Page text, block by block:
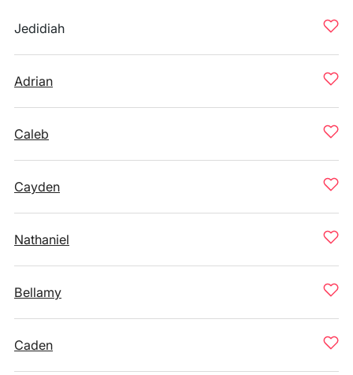
Jedidiah
Adrian
Caleb
Cayden
Nathaniel
Bellamy
Caden